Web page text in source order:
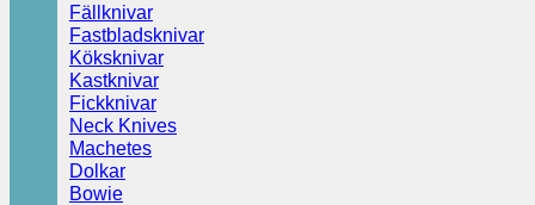
Fällknivar
Fastbladsknivar
Köksknivar
Kastknivar
Fickknivar
Neck Knives
Machetes
Dolkar
Bowie